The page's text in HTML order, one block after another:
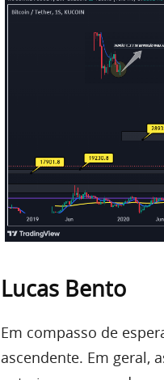
Lucas Bento
Em compasso de
ascendente. Em geral,